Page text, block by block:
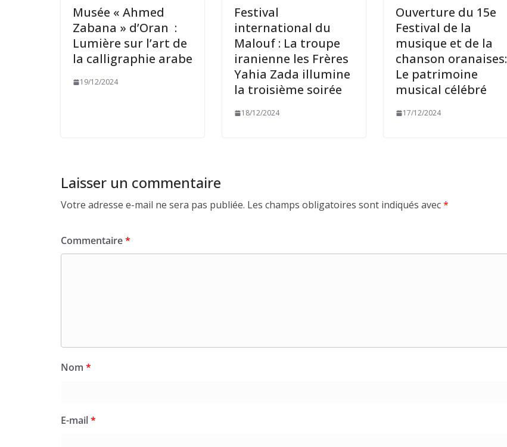
Musée « Ahmed
Zabana » d’Oran :
Lumière sur l’art de
la calligraphie arabe
19/12/2024
Festival
international du
Malouf : La troupe
iranienne les Frères
Yahia Zada illumine
la troisième soirée
18/12/2024
Ouverture du 15e
Festival de la
musique et de la
chanson oranaises:
Le patrimoine
musical célébré
17/12/2024
Laisser un commentaire
Votre adresse e-mail ne sera pas publiée. Les champs obligatoires sont indiqués avec*
Commentaire*
Nom *
E-mail*